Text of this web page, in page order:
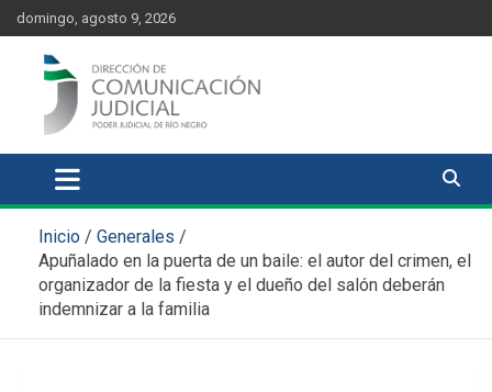
content
Skip
to
content
domingo, agosto 9, 2026
Comunicación Judicial
Inicio
Generales
Apuñalado en la puerta de un baile: el autor del crimen, el
organizador de la fiesta y el dueño del salón deberán
indemnizar a la familia